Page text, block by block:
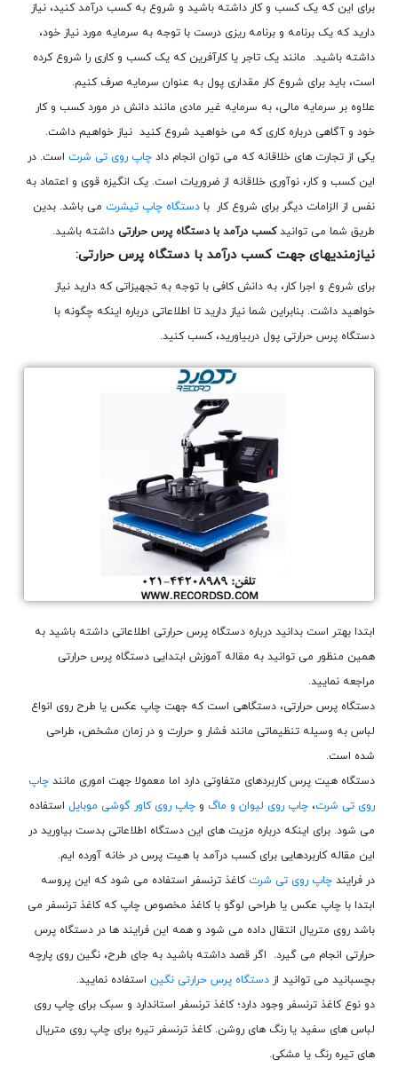
برای این که یک کسب و کار داشته باشید و شروع به کسب درآمد کنید، نیاز
دارید که یک برنامه و برنامه ریزی درست با توجه به سرمایه مورد نیاز خود،
داشته باشید. مانند یک تاجر یا کارآفرین که یک کسب و کاری را شروع کرده
است، باید برای شروع کار مقداری پول به عنوان سرمایه صرف کنیم.
علاوه بر سرمایه مالی، به سرمایه غیر مادی مانند دانش در مورد کسب و کار
خود و آگاهی درباره کاری که می خواهید شروع کنید نیاز خواهیم داشت.
یکی از تجارت های خلاقانه که می توان انجام دادچاپ روی تی شرت است. در
این کسب و کار، نوآوری خلاقانه از ضروریات است. یک انگیزه قوی و اعتماد به
نفس از الزامات دیگر برای شروع کار بادستگاه چاپ تیشرت می باشد. بدین
طریق شما می توانیدکسب درآمد با دستگاه پرس حرارتی داشته باشید.
نیازمندیهای جهت کسب درآمد با دستگاه پرس حرارتی:
برای شروع و اجرا کار، به دانش کافی با توجه به تجهیزاتی که دارید نیاز
خواهید داشت. بنابراین شما نیاز دارید تا اطلاعاتی درباره اینکه چگونه با
دستگاه پرس حرارتی پول دربیاورید، کسب کنید.
ابتدا بهتر است بدانید درباره دستگاه پرس حرارتی اطلاعاتی داشته باشید به
همین منظور می توانید به مقاله آموزش ابتدایی دستگاه پرس حرارتی
مراجعه نمایید.
دستگاه پرس حرارتی، دستگاهی است که جهت چاپ عکس یا طرح روی انواع
لباس به وسیله تنظیماتی مانند فشار و حرارت و در زمان مشخص، طراحی
شده است.
دستگاه هیت پرس کاربردهای متفاوتی دارد اما معمولا جهت اموری مانندچاپ
روی تی شرت،چاپ روی لیوان و ماگ وچاپ روی کاور گوشی موبایل استفاده
می شود. برای اینکه درباره مزیت های این دستگاه اطلاعاتی بدست بیاورید در
این مقاله کاربردهایی برای کسب درآمد با هیت پرس در خانه آورده ایم.
در فرایندچاپ روی تی شرت کاغذ ترنسفر استفاده می شود که این پروسه
ابتدا با چاپ عکس یا طراحی لوگو با کاغذ مخصوص چاپ که کاغذ ترنسفر می
باشد روی متریال انتقال داده می شود و همه این فرایند ها در دستگاه پرس
حرارتی انجام می گیرد. اگر قصد داشته باشید به جای طرح، نگین روی پارچه
بچسبانید می توانید ازدستگاه پرس حرارتی نگین استفاده نمایید.
دو نوع کاغذ ترنسفر وجود دارد؛ کاغذ ترنسفر استاندارد و سبک برای چاپ روی
لباس های سفید یا رنگ های روشن. کاغذ ترنسفر تیره برای چاپ روی متریال
های تیره رنگ یا مشکی.